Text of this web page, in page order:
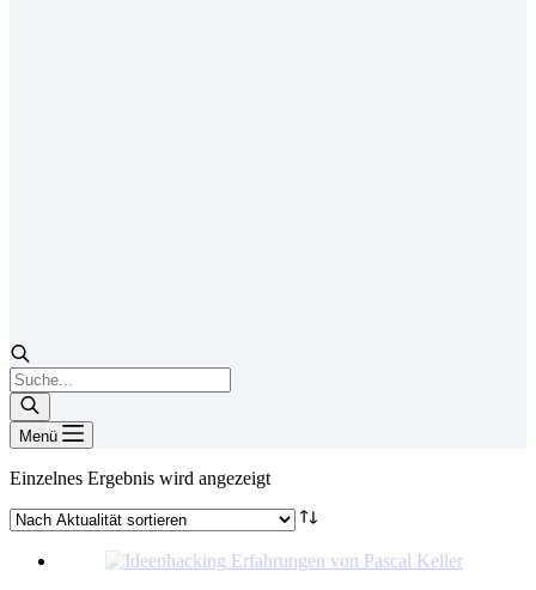
Products
search
Menü
Einzelnes Ergebnis wird angezeigt